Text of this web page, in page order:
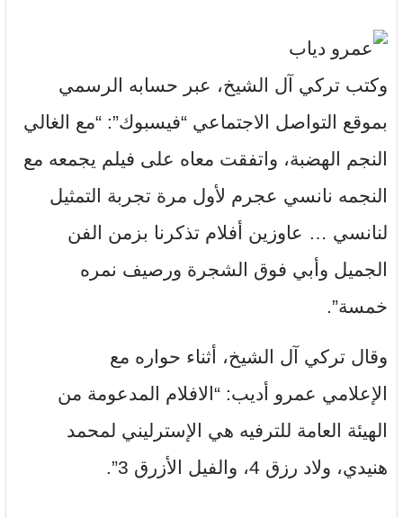
وكتب تركي آل الشيخ، عبر حسابه الرسمي
بموقع التواصل الاجتماعي “فيسبوك”: “مع الغالي
النجم الهضبة، واتفقت معاه على فيلم يجمعه مع
النجمه نانسي عجرم لأول مرة تجربة التمثيل
لنانسي … عاوزين أفلام تذكرنا بزمن الفن
الجميل وأبي فوق الشجرة ورصيف نمره
خمسة”.
وقال تركي آل الشيخ، أثناء حواره مع
الإعلامي عمرو أديب: “الافلام المدعومة من
الهيئة العامة للترفيه هي الإسترليني لمحمد
هنيدي، ولاد رزق 4، والفيل الأزرق 3”.